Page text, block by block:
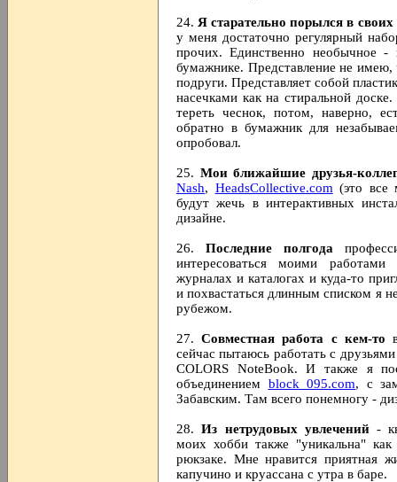
24. Я старательно порылся в
у меня достаточно регулярный
прочих. Единственно необычное
бумажнике. Представление не имею,
подруги. Представляет собой
насечками как на стиральной
тереть чеснок, потом, наверно,
обратно в бумажник для
опробовал.
25. Мои ближайшие друзья-
Nash, HeadsCollective.com (это все
будут жечь в интерактивных
дизайне.
26. Последние полгода
интересоваться моими
журналах и каталогах и куда-то
и похвастаться длинным списком я
рубежом.
27.Совместная работа с кем-то
сейчас пытаюсь работать с
COLORS NoteBook. И также я
объединением block 095.com, с
Забавским. Там всего понемногу -
28.Из нетрудовых увлечений-
моих хобби также "уникальна"
рюкзаке. Мне нравится приятная
капучино и круассана с утра в баре.